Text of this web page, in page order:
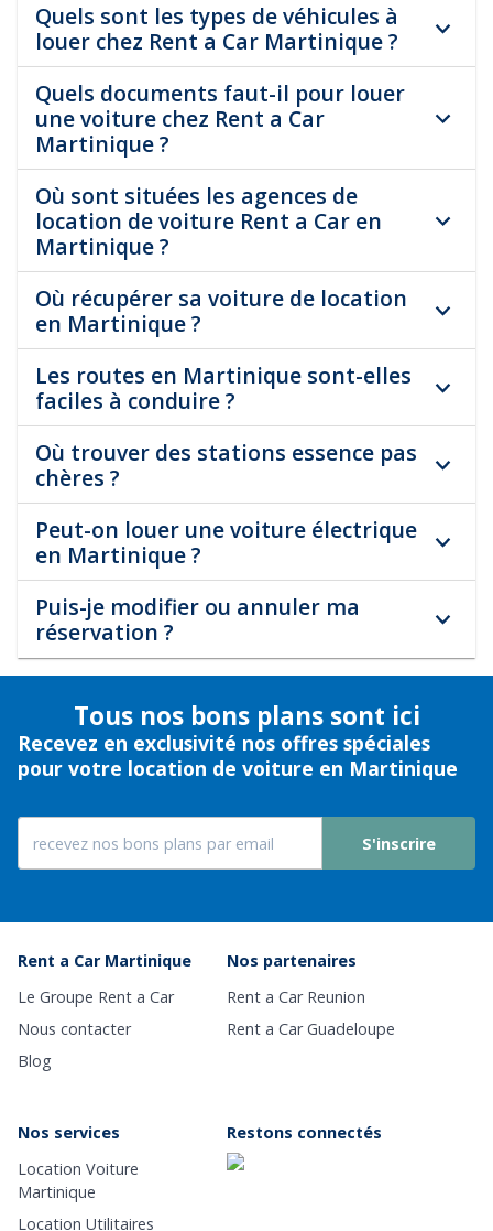
Quels sont les types de véhicules à
louer chez Rent a Car Martinique ?
Quels documents faut-il pour louer
une voiture chez Rent a Car
Martinique ?
Où sont situées les agences de
location de voiture Rent a Car en
Martinique ?
Où récupérer sa voiture de location
en Martinique ?
Les routes en Martinique sont-elles
faciles à conduire ?
Où trouver des stations essence pas
chères ?
Peut-on louer une voiture électrique
en Martinique ?
Puis-je modifier ou annuler ma
réservation ?
Tous nos bons plans sont ici
Recevez en exclusivité nos offres spéciales
pour votre location de voiture en Martinique
S'inscrire
Rent a Car Martinique
Le Groupe Rent a Car
Nous contacter
Blog
Nos partenaires
Rent a Car Reunion
Rent a Car Guadeloupe
Nos services
Location Voiture
Martinique
Location Utilitaires
Restons connectés